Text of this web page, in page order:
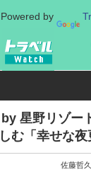
Powered by
内旅行 北海道
星野リゾー
む「幸せな夜
佐藤哲久